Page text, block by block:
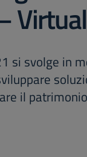
si svolge in
il